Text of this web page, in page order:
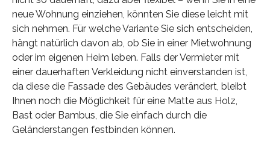
neue Wohnung einziehen, könnten Sie diese leicht mit
sich nehmen. Für welche Variante Sie sich entscheiden,
hängt natürlich davon ab, ob Sie in einer Mietwohnung
oder im eigenen Heim leben. Falls der Vermieter mit
einer dauerhaften Verkleidung nicht einverstanden ist,
da diese die Fassade des Gebäudes verändert, bleibt
Ihnen noch die Möglichkeit für eine Matte aus Holz,
Bast oder Bambus, die Sie einfach durch die
Geländerstangen festbinden können.